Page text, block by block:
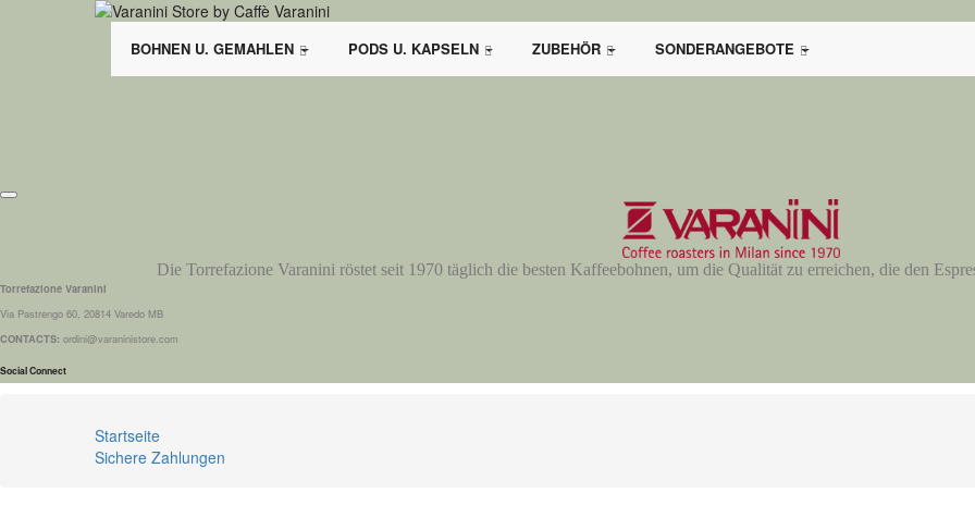
BOHNEN U. GEMAHLEN PODS U. KAPSELN ZUBEHÖR SONDERANGEBOTE
Die Torrefazione Varanini röstet seit 1970 täglich die besten Kaffeebohnen, um die Qualität zu erreichen, die den
Torrefazione Varanini
Via Pastrengo 60, 20814 Varedo MB
CONTACTS: ordini@varaninistore.com
Social Connect
Startseite
Sichere Zahlungen